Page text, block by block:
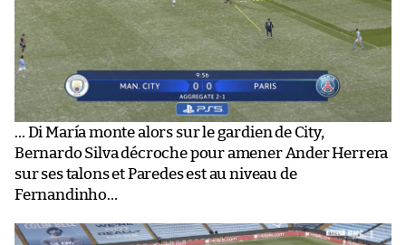
… Di María monte alors sur le gardien de City,
Bernardo Silva décroche pour amener Ander Herrera
sur ses talons et Paredes est au niveau de
Fernandinho…